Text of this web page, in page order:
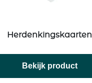
Herdenkingskaarten
Bekijk product